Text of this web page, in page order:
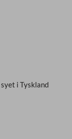
i Tyskland